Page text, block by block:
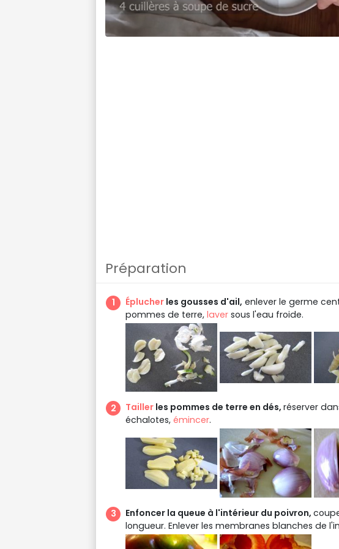
Préparation
Éplucher les gousses d'ail, enlever le germe
pommes de terre, laver sous l'eau froide.
Tailler les pommes de terre en dés, réserver
échalotes, émincer.
Enfoncer la queue à l'intérieur du poivron,
longueur. Enlever les membranes blanches de